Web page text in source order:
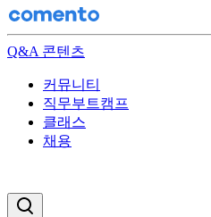
Q&A 콘텐츠
커뮤니티
직무부트캠프
클래스
채용